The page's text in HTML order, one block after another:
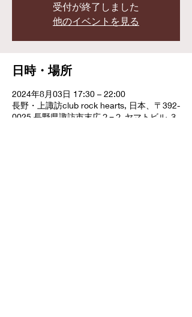
受付が終了しました
他のイベントを見る
日時・場所
2024年8月03日 17:30 – 22:00
長野・上諏訪club rock hearts, 日本、〒392-
0025 長野県諏訪市末広２−２ ヤマトビル ３